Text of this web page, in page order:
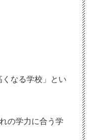
なる学校」とい
の学力に合う学